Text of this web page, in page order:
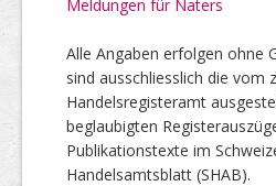
Meldungen für Naters
Alle Angaben erfolgen ohne
sind ausschliesslich die vom
Handelsregisteramt
beglaubigten
Publikationstexte im
Handelsamtsblatt (SHAB).